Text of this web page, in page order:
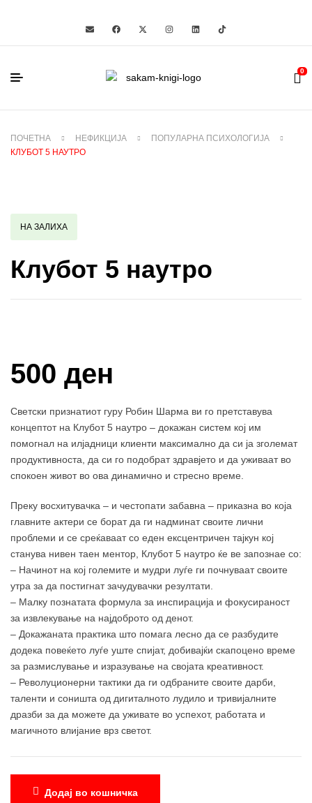
0
ПОЧЕТНА НЕФИКЦИЈА
ПОПУЛАРНА ПСИХОЛОГИЈА
КЛУБОТ 5 НАУТРО
НА ЗАЛИХА
Клубот 5 наутро
500 ден
Светски признатиот гуру Робин Шарма ви го претставува
концептот на Клубот 5 наутро – докажан систем кој им
помогнал на илјадници клиенти максимално да си ја зголемат
продуктивноста, да си го подобрат здравјето и да уживаат во
спокоен живот во ова динамично и стресно време.
Преку восхитувачка – и честопати забавна – приказна во која
главните актери се борат да ги надминат своите лични
проблеми и се среќаваат со еден ексцентричен тајкун кој
станува нивен таен ментор, Клубот 5 наутро ќе ве запознае со:
– Начинот на кој големите и мудри луѓе ги почнуваат своите
утра за да постигнат зачудувачки резултати.
– Малку познатата формула за инспирација и фокусираност
за извлекување на најдоброто од денот.
– Докажаната практика што помага лесно да се разбудите
додека повеќето луѓе уште спијат, добивајќи скапоцено време
за размислување и изразување на својата креативност.
– Револуционерни тактики да ги одбраните своите дарби,
таленти и соништа од дигиталното лудило и тривијалните
дразби за да можете да уживате во успехот, работата и
магичното влијание врз светот.
Додај во кошничка